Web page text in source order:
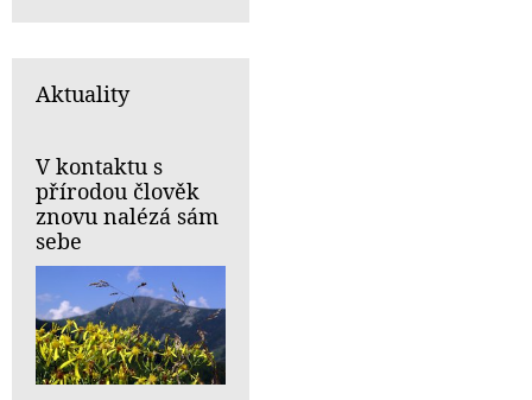
Aktuality
V kontaktu s
přírodou člověk
znovu nalézá sám
sebe